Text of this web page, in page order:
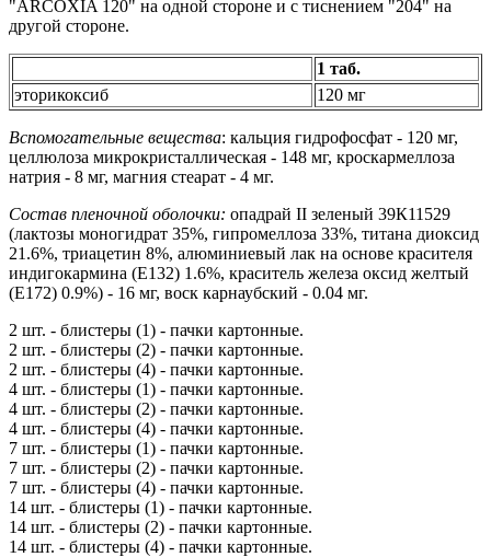
"ARCOXIA 120" на одной стороне и с тиснением "204" на
другой стороне.
1 таб.
эторикоксиб
120 мг
Вспомогательные вещества: кальция гидрофосфат - 120 мг,
целлюлоза микрокристаллическая - 148 мг, кроскармеллоза
натрия - 8 мг, магния стеарат - 4 мг.
Состав пленочной оболочки: опадрай II зеленый 39К11529
(лактозы моногидрат 35%, гипромеллоза 33%, титана диоксид
21.6%, триацетин 8%, алюминиевый лак на основе красителя
индигокармина (Е132) 1.6%, краситель железа оксид желтый
(Е172) 0.9%) - 16 мг, воск карнаубский - 0.04 мг.
2 шт. - блистеры (1) - пачки картонные.
2 шт. - блистеры (2) - пачки картонные.
2 шт. - блистеры (4) - пачки картонные.
4 шт. - блистеры (1) - пачки картонные.
4 шт. - блистеры (2) - пачки картонные.
4 шт. - блистеры (4) - пачки картонные.
7 шт. - блистеры (1) - пачки картонные.
7 шт. - блистеры (2) - пачки картонные.
7 шт. - блистеры (4) - пачки картонные.
14 шт. - блистеры (1) - пачки картонные.
14 шт. - блистеры (2) - пачки картонные.
14 шт. - блистеры (4) - пачки картонные.